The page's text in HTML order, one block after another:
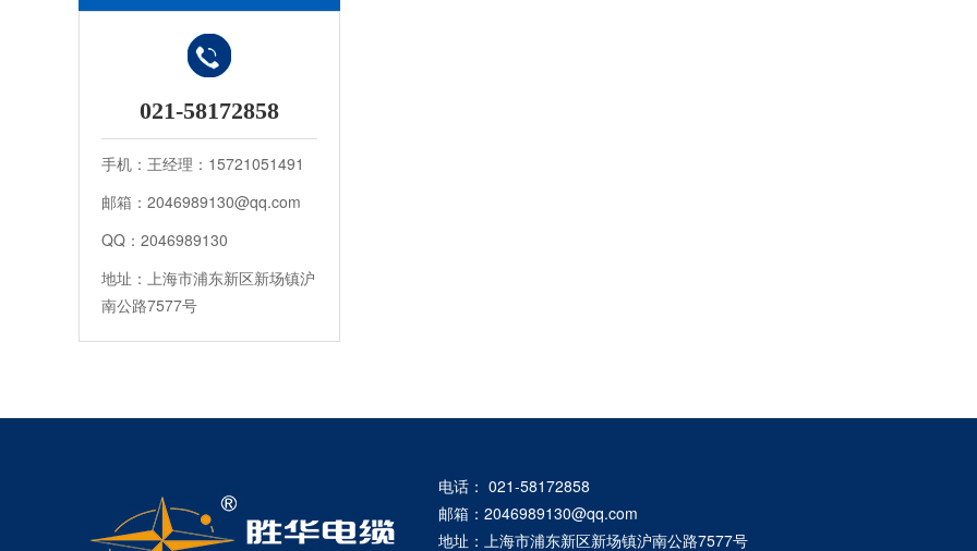
021-58172858
手机：王经理：15721051491
邮箱：2046989130@qq.com
QQ：2046989130
地址：上海市浦东新区新场镇沪
南公路7577号
电话： 021-58172858
邮箱：2046989130@qq.com
地址：上海市浦东新区新场镇沪南公路7577号